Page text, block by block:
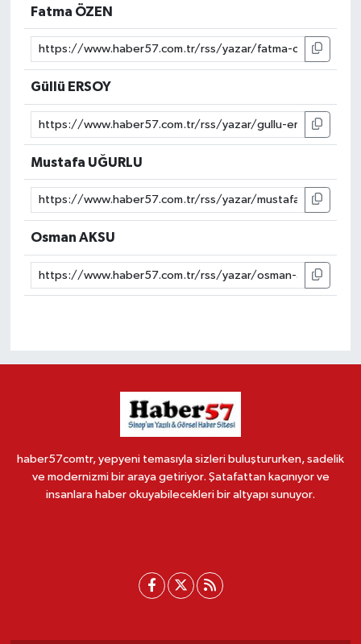
Fatma ÖZEN
Güllü ERSOY
Mustafa UĞURLU
Osman AKSU
haber57comtr, yepyeni temasıyla sizleri buluştururken, sadelik
ve modernizmi bir araya getiriyor. Şatafattan kaçınıyor ve
insanlara haber okuyabilecekleri bir altyapı sunuyor.